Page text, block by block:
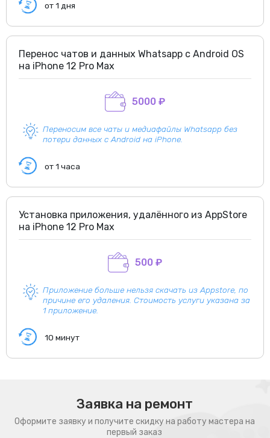
от 1 дня
Перенос чатов и данных Whatsapp c Android OS
на iPhone 12 Pro Max
5000 ₽
Переносим все чаты и медиафайлы Whatsapp без
потери данных с Android на iPhone.
от 1 часа
Установка приложения, удалённого из AppStore
на iPhone 12 Pro Max
500 ₽
Приложение больше нельзя скачать из Appstore, по
причине его удаления. Стоимость услуги указана за
1 приложение.
10 минут
Заявка на ремонт
Оформите заявку и получите скидку на работу мастера на
первый заказ